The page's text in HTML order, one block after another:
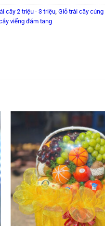
cây 2 triệu - 3 triệu Giỏ trái cây
viếng đám tang